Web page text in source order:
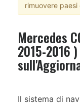
rimuovere
Mercedes
2015-2016
Il sistema di